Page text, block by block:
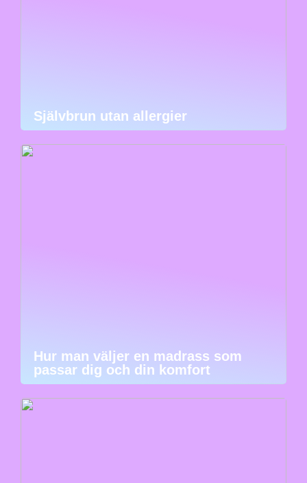
Självbrun utan allergier
Hur man väljer en madrass som
passar dig och din komfort